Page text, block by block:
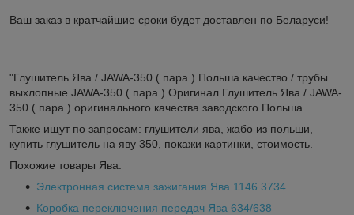
Ваш заказ в кратчайшие сроки будет доставлен по Беларуси!
"Глушитель Ява / JAWA-350 ( пара ) Польша качество / трубы
выхлопные JAWA-350 ( пара ) Оригинал Глушитель Ява / JAWA-
350 ( пара ) оригинального качества заводского Польша
Также ищут по запросам: глушители ява, жабо из польши,
купить глушитель на яву 350, покажи картинки, стоимость.
Похожие товары Ява:
Электронная система зажигания Ява 1146.3734
Коробка переключения передач Ява 634/638